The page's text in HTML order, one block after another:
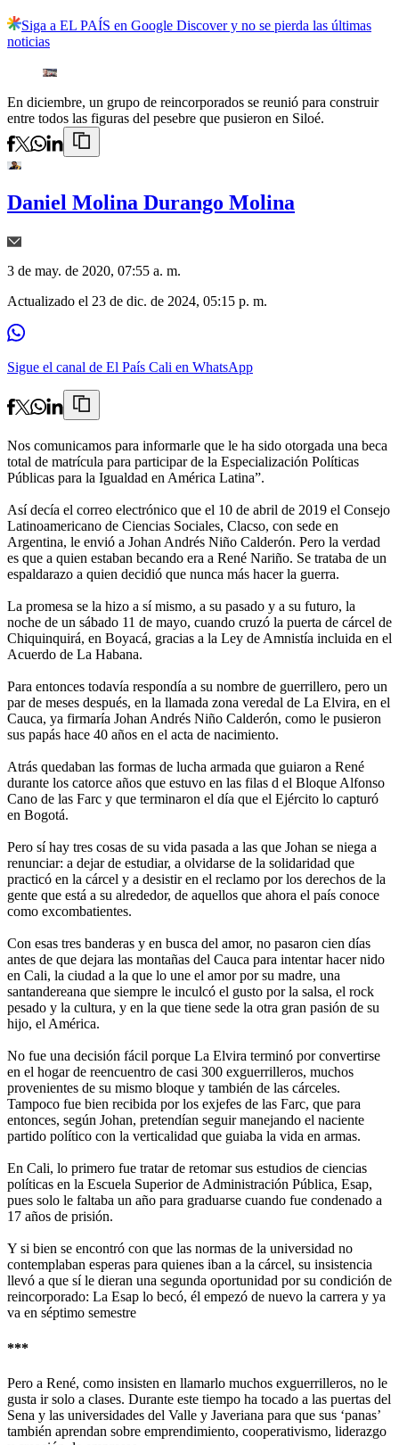
Siga a EL PAÍS en Google Discover y no se pierda las últimas
noticias
En diciembre, un grupo de reincorporados se reunió para construir
entre todos las figuras del pesebre que pusieron en Siloé.
Daniel Molina Durango Molina
3 de may. de 2020, 07:55 a. m.
Actualizado el 23 de dic. de 2024, 05:15 p. m.
Sigue el canal de El País Cali en WhatsApp
Nos comunicamos para informarle que le ha sido otorgada una beca
total de matrícula para participar de la Especialización Políticas
Públicas para la Igualdad en América Latina”.
Así decía el correo electrónico que el 10 de abril de 2019 el Consejo
Latinoamericano de Ciencias Sociales, Clacso, con sede en
Argentina, le envió a Johan Andrés Niño Calderón. Pero la verdad
es que a quien estaban becando era a René Nariño. Se trataba de un
espaldarazo a quien decidió que nunca más hacer la guerra.
La promesa se la hizo a sí mismo, a su pasado y a su futuro, la
noche de un sábado 11 de mayo, cuando cruzó la puerta de cárcel de
Chiquinquirá, en Boyacá, gracias a la Ley de Amnistía incluida en el
Acuerdo de La Habana.
Para entonces todavía respondía a su nombre de guerrillero, pero un
par de meses después, en la llamada zona veredal de La Elvira, en el
Cauca, ya firmaría Johan Andrés Niño Calderón, como le pusieron
sus papás hace 40 años en el acta de nacimiento.
Atrás quedaban las formas de lucha armada que guiaron a René
durante los catorce años que estuvo en las filas d el Bloque Alfonso
Cano de las Farc y que terminaron el día que el Ejército lo capturó
en Bogotá.
Pero sí hay tres cosas de su vida pasada a las que Johan se niega a
renunciar: a dejar de estudiar, a olvidarse de la solidaridad que
practicó en la cárcel y a desistir en el reclamo por los derechos de la
gente que está a su alrededor, de aquellos que ahora el país conoce
como excombatientes.
Con esas tres banderas y en busca del amor, no pasaron cien días
antes de que dejara las montañas del Cauca para intentar hacer nido
en Cali, la ciudad a la que lo une el amor por su madre, una
santandereana que siempre le inculcó el gusto por la salsa, el rock
pesado y la cultura, y en la que tiene sede la otra gran pasión de su
hijo, el América.
No fue una decisión fácil porque La Elvira terminó por convertirse
en el hogar de reencuentro de casi 300 exguerrilleros, muchos
provenientes de su mismo bloque y también de las cárceles.
Tampoco fue bien recibida por los exjefes de las Farc, que para
entonces, según Johan, pretendían seguir manejando el naciente
partido político con la verticalidad que guiaba la vida en armas.
En Cali, lo primero fue tratar de retomar sus estudios de ciencias
políticas en la Escuela Superior de Administración Pública, Esap,
pues solo le faltaba un año para graduarse cuando fue condenado a
17 años de prisión.
Y si bien se encontró con que las normas de la universidad no
contemplaban esperas para quienes iban a la cárcel, su insistencia
llevó a que sí le dieran una segunda oportunidad por su condición de
reincorporado: La Esap lo becó, él empezó de nuevo la carrera y ya
va en séptimo semestre
***
Pero a René, como insisten en llamarlo muchos exguerrilleros, no le
gusta ir solo a clases. Durante este tiempo ha tocado a las puertas del
Sena y las universidades del Valle y Javeriana para que sus ‘panas’
también aprendan sobre emprendimiento, cooperativismo, liderazgo